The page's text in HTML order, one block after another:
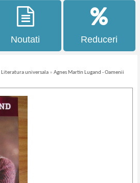
Noutati Reduceri
Literatura universala »Agnes Martin Lugand - Oamenii